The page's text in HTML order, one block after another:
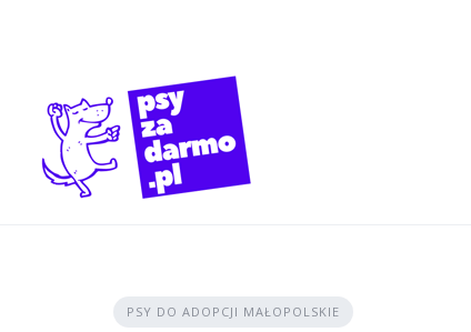
PSY DO ADOPCJI MAŁOPOLSKIE